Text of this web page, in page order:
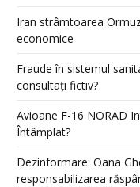
Iran strâmtoarea
economice
Fraude în sistemul
consultați fictiv?
Avioane F-16 NORAD
Întâmplat?
Dezinformare: Oana
responsabilizarea